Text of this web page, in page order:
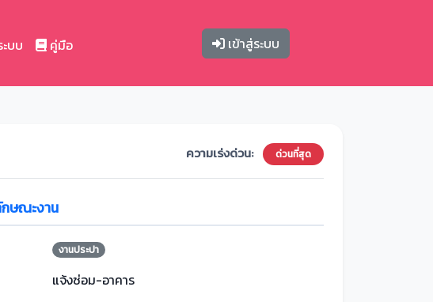
บบ คู่มือ เข้าสู่ระบบ
ความเร่งด่วน: ด่วนที่สุด
กษณะงาน
งานประปา
แจ้งซ่อม-อาคาร